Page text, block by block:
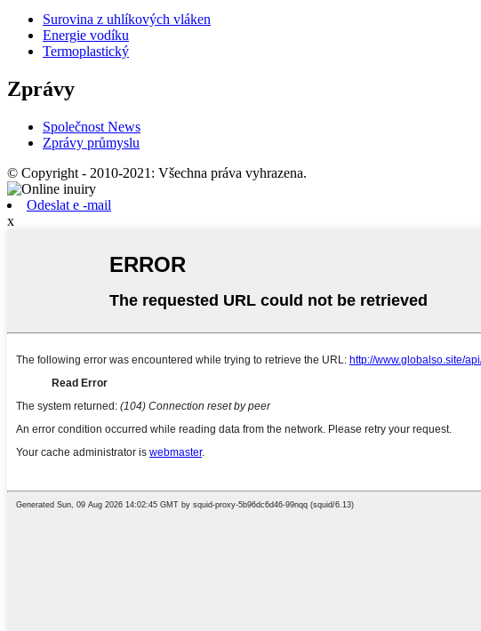
Surovina z uhlíkových vláken
Energie vodíku
Termoplastický
Zprávy
Společnost News
Zprávy průmyslu
© Copyright - 2010-2021: Všechna práva vyhrazena.
Odeslat e -mail
x